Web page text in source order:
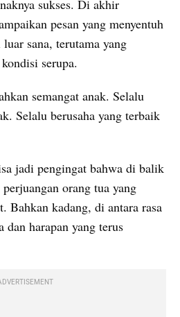
sukses. Di akhir
pesan yang menyentuh
sana, terutama yang
serupa.
semangat anak. Selalu
Selalu berusaha yang terbaik
jadi pengingat bahwa di balik
orang tua yang
Bahkan kadang, di antara rasa
harapan yang terus